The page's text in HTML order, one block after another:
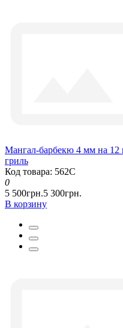
Мангал-барбекю 4 мм на
гриль
Код товара: 562С
0
5 500грн.5 300грн.
В корзину